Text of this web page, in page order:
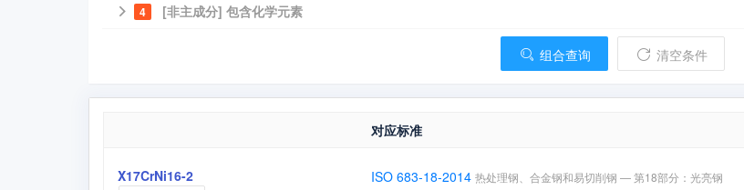
4 [非主成分] 包含化学元素
组合查询 清空条件
对应标准
X17CrNi16-2 ISO 683-18-2014 热处理钢、合金钢和易切削钢 — 第18部分：光亮钢